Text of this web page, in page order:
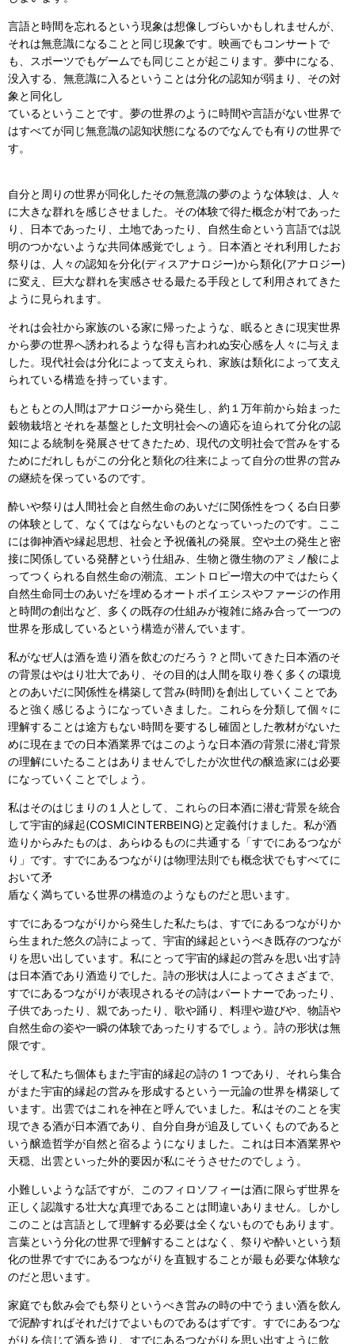
言語と時間を忘れるという現象は想像しづらいかもしれませんが、
それは無意識になることと同じ現象です。映画でもコンサートで
も、スポーツでもゲームでも同じことが起こります。夢中になる、
没入する、無意識に入るということは分化の認知が弱まり、その対
象と同化し
ているということです。夢の世界のように時間や言語がない世界で
はすべてが同じ無意識の認知状態になるのでなんでも有りの世界で
す。
自分と周りの世界が同化したその無意識の夢のような体験は、人々
に大きな群れを感じさせました。その体験で得た概念が村であった
り、日本であったり、土地であったり、自然生命という言語では説
明のつかないような共同体感覚でしょう。日本酒とそれ利用したお
祭りは、人々の認知を分化(ディスアナロジー)から類化(アナロジー)
に変え、巨大な群れを実感させる最たる手段として利用されてきた
ように見られます。
それは会社から家族のいる家に帰ったような、眠るときに現実世界
から夢の世界へ誘われるような得も言われぬ安心感を人々に与えま
した。現代社会は分化によって支えられ、家族は類化によって支え
られている構造を持っています。
もともとの人間はアナロジーから発生し、約１万年前から始まった
穀物栽培とそれを基盤とした文明社会への適応を迫られて分化の認
知による統制を発展させてきたため、現代の文明社会で営みをする
ためにだれしもがこの分化と類化の往来によって自分の世界の営み
の継続を保っているのです。
酔いや祭りは人間社会と自然生命のあいだに関係性をつくる白日夢
の体験として、なくてはならないものとなっていったのです。ここ
には御神酒や縁起思想、社会と予祝儀礼の発展。空や土の発生と密
接に関係している発酵という仕組み、生物と微生物のアミノ酸によ
ってつくられる自然生命の潮流、エントロピー増大の中ではたらく
自然生命同士のあいだを埋めるオートポイエシスやファージの作用
と時間の創出など、多くの既存の仕組みが複雑に絡み合って一つの
世界を形成しているという構造が潜んでいます。
私がなぜ人は酒を造り酒を飲むのだろう？と問いてきた日本酒のそ
の背景はやはり壮大であり、その目的は人間を取り巻く多くの環境
とのあいだに関係性を構築して営み(時間)を創出していくことであ
ると強く感じるようになっていきました。これらを分類して個々に
理解することは途方もない時間を要するし確固とした教材がないた
めに現在までの日本酒業界ではこのような日本酒の背景に潜む背景
の理解にいたることはありませんでしたが次世代の醸造家には必要
になっていくことでしょう。
私はそのはじまりの１人として、これらの日本酒に潜む背景を統合
して宇宙的縁起(COSMICINTERBEING)と定義付けました。私が酒
造りからみたものは、あらゆるものに共通する「すでにあるつなが
り」です。すでにあるつながりは物理法則でも概念状でもすべてに
おいて矛
盾なく満ちている世界の構造のようなものだと思います。
すでにあるつながりから発生した私たちは、すでにあるつながりか
ら生まれた悠久の詩によって、宇宙的縁起というべき既存のつなが
りを思い出しています。私にとって宇宙的縁起の営みを思い出す詩
は日本酒であり酒造りでした。詩の形状は人によってさまざまで、
すでにあるつながりが表現されるその詩はパートナーであったり、
子供であったり、親であったり、歌や踊り、料理や遊びや、物語や
自然生命の姿や一瞬の体験であったりするでしょう。詩の形状は無
限です。
そして私たち個体もまた宇宙的縁起の詩の 1 つであり、それら集合
がまた宇宙的縁起の営みを形成するという一元論の世界を構築して
います。出雲ではこれを神在と呼んでいました。私はそのことを実
現できる酒が日本酒であり、自分自身が追及していくものであると
いう醸造哲学が自然と宿るようになりました。これは日本酒業界や
天穏、出雲といった外的要因が私にそうさせたのでしょう。
小難しいような話ですが、このフィロソフィーは酒に限らず世界を
正しく認識する壮大な真理であることは間違いありません。しかし
このことは言語として理解する必要は全くないものでもあります。
言葉という分化の世界で理解することはなく、祭りや酔いという類
化の世界ですでにあるつながりを直観することが最も必要な体験な
のだと思います。
家庭でも飲み会でも祭りというべき営みの時の中でうまい酒を飲ん
で泥酔すればそれだけでよいものであるはずです。すでにあるつな
がりを信じて酒を造り、すでにあるつながりを思い出すように飲